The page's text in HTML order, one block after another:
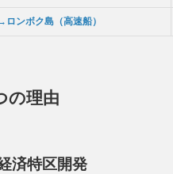
ンボク島（高速船）
の理由
済特区開発